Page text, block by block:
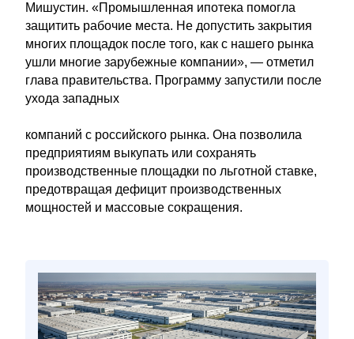
Мишустин. «Промышленная ипотека помогла
защитить рабочие места. Не допустить закрытия
многих площадок после того, как с нашего рынка
ушли многие зарубежные компании», — отметил
глава правительства. Программу запустили после
ухода западных
компаний с российского рынка. Она позволила
предприятиям выкупать или сохранять
производственные площадки по льготной ставке,
предотвращая дефицит производственных
мощностей и массовые сокращения.